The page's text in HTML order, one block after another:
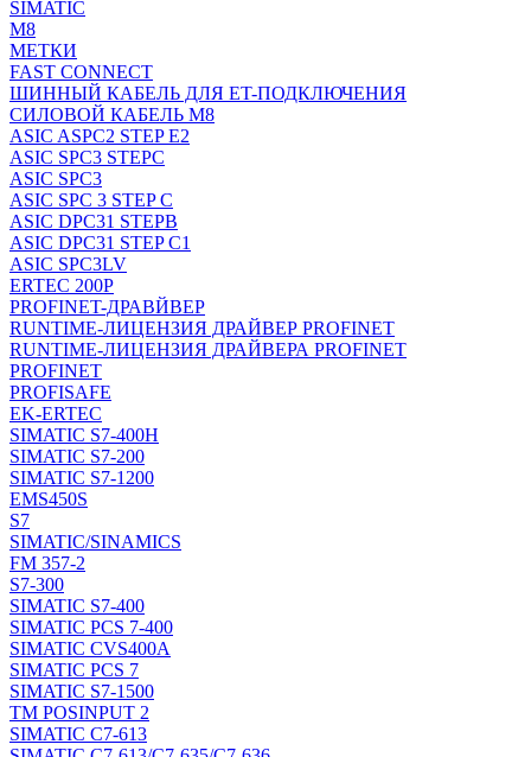
SIMATIC
M8
МЕТКИ
FAST CONNECT
ШИННЫЙ КАБЕЛЬ ДЛЯ ET-ПОДКЛЮЧЕНИЯ
СИЛОВОЙ КАБЕЛЬ M8
ASIC ASPC2 STEP E2
ASIC SPC3 STEPC
ASIC SPC3
ASIC SPC 3 STEP C
ASIC DPC31 STEPB
ASIC DPC31 STEP C1
ASIC SPC3LV
ERTEC 200P
PROFINET-ДРАВЙВЕР
RUNTIME-ЛИЦЕНЗИЯ ДРАЙВЕР PROFINET
RUNTIME-ЛИЦЕНЗИЯ ДРАЙВЕРА PROFINET
PROFINET
PROFISAFE
EK-ERTEC
SIMATIC S7-400H
SIMATIC S7-200
SIMATIC S7-1200
EMS450S
S7
SIMATIC/SINAMICS
FM 357-2
S7-300
SIMATIC S7-400
SIMATIC PCS 7-400
SIMATIC CVS400A
SIMATIC PCS 7
SIMATIC S7-1500
TM POSINPUT 2
SIMATIC C7-613